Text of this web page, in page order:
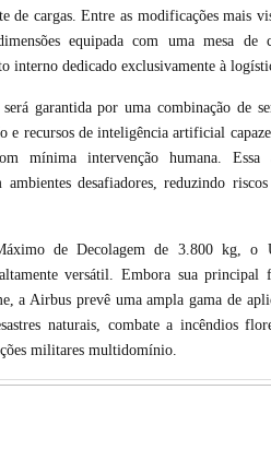
de cargas. Entre as modificações mais
equipada com uma mesa
interno dedicado exclusivamente à
garantida por uma combinação de
e recursos de inteligência artificial
mínima intervenção humana.
ambientes desafiadores, reduzindo
de Decolagem de 3.800 kg, o
versátil. Embora sua
a Airbus prevê uma ampla gama de
naturais, combate a incêndios
militares multidomínio.